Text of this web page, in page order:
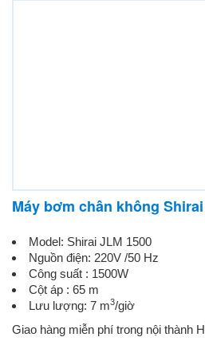
Máy bơm chân không
Model: Shirai JLM 1500
Nguồn điện: 220V /50 Hz
Công suất : 1500W
Cột áp : 65 m
Lưu lượng: 7 m3/giờ
Giao hàng miễn phí trong nội thành